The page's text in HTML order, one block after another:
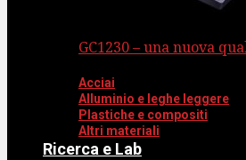
GC1230 – una nuova
Acciai
Alluminio e leghe leggere
Plastiche e compositi
Altri materiali
Ricerca e Lab